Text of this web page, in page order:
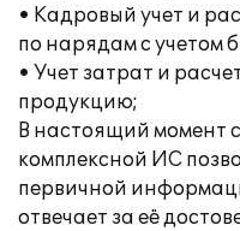
• Кадровый учет и
по нарядам с учетом
• Учет затрат и
продукцию;
В настоящий момент
комплексной ИС
первичной
отвечает за её